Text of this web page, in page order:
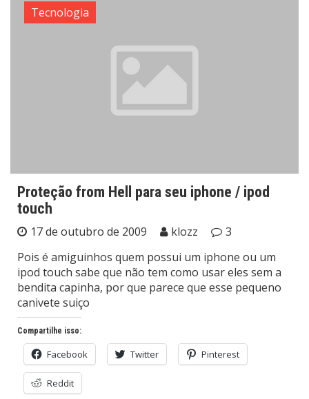
Tecnologia
Proteção from Hell para seu iphone / ipod
touch
17 de outubro de 2009 klozz
3
Pois é amiguinhos quem possui um iphone ou um
ipod touch sabe que não tem como usar eles sem a
bendita capinha, por que parece que esse pequeno
canivete suiço
Compartilhe isso:
Facebook Twitter Pinterest
Reddit